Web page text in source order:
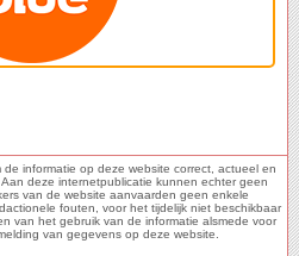
informatie op deze website correct, actueel en
deze internetpublicatie kunnen echter geen
van de website aanvaarden geen enkele
fouten, voor het tijdelijk niet beschikbaar
van het gebruik van de informatie alsmede voor
van gegevens op deze website.